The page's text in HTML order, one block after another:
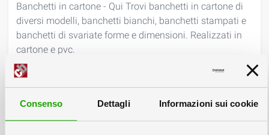
Consenso Dettagli Informazioni sui cookie
Banchetti in cartone - Qui Trovi banchetti in cartone di
diversi modelli, banchetti bianchi, banchetti stampati e
banchetti di svariate forme e dimensioni. Realizzati in
cartone e pvc.
Produzione espositori cartonatied in cartone.
Colorby produce e vende espositori in cartone e
cartonati. In questa pagina potete visualizzare il